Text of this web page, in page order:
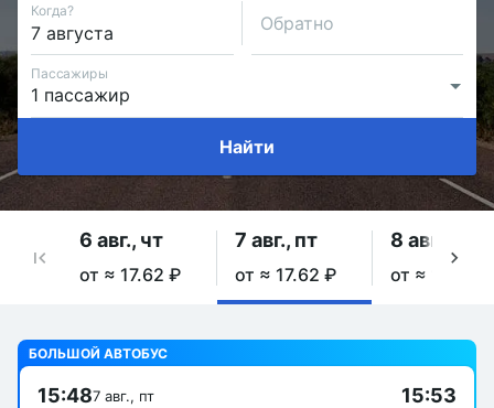
Когда?
Обратно
Пассажиры
Найти
6 авг., чт
от ≈ 17.62 ₽
7 авг., пт
от ≈ 17.62 ₽
8 авг., сб
от ≈ 17.62 ₽
БОЛЬШОЙ АВТОБУС
15:487 авг., пт 15:53